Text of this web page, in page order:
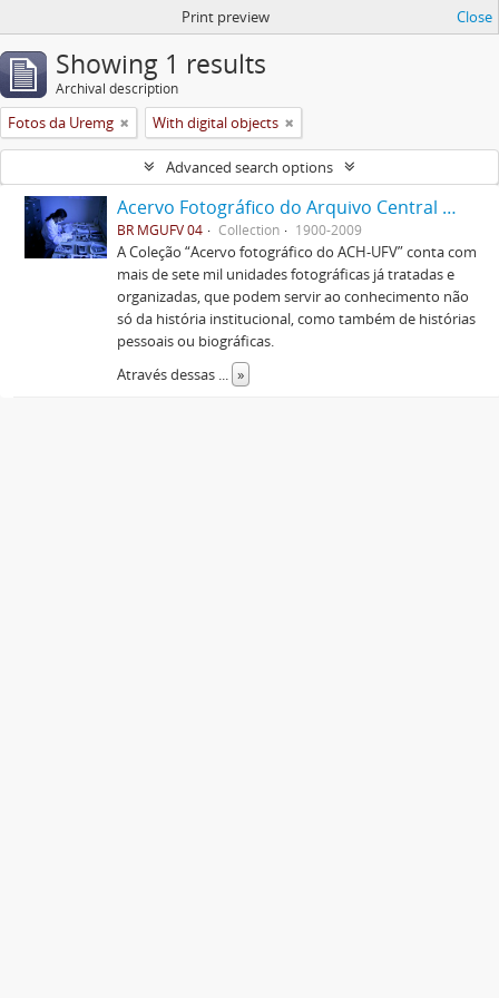
Print preview Close
Showing 1 results
Archival description
Fotos da Uremg With digital objects
Advanced search options
Acervo Fotográfico do Arquivo Central Histórico da UFV
BR MGUFV 04 Collection 1900-2009
A Coleção “Acervo fotográfico do ACH-UFV” conta com
mais de sete mil unidades fotográficas já tratadas e
organizadas, que podem servir ao conhecimento não
só da história institucional, como também de histórias
pessoais ou biográficas.
Através dessas ... »